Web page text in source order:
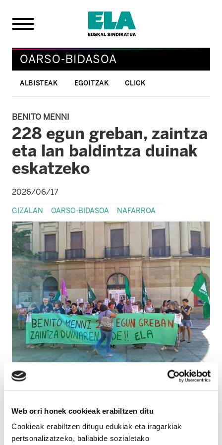
Web orri honek cookieak erabiltzen ditu
Cookieak erabiltzen ditugu edukiak eta iragarkiak
pertsonalizatzeko, baliabide sozialetako
OARSO-BIDASOA
ALBISTEAK EGOITZAK CLICK
BENITO MENNI
228 egun greban, zaintza
eta lan baldintza duinak
eskatzeko
2026/06/17
GIZALAN OARSO-BIDASOA NAFARROA
Elizondoko osasun mentaleko zentroko
falta salatzen dute.